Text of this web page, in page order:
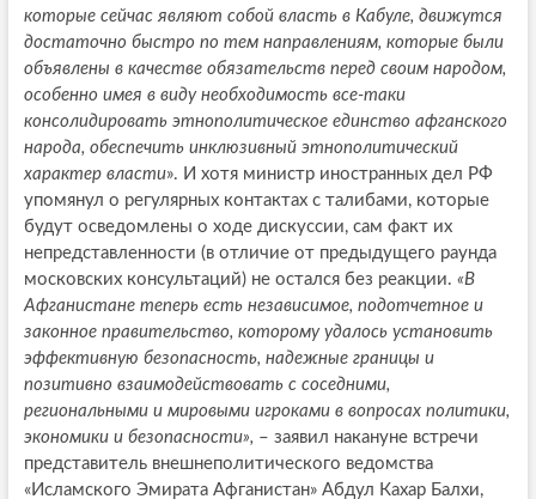
которые сейчас являют собой власть в Кабуле, движутся
достаточно быстро по тем направлениям, которые были
объявлены в качестве обязательств перед своим народом,
особенно имея в виду необходимость все-таки
консолидировать этнополитическое единство афганского
народа, обеспечить инклюзивный этнополитический
характер власти». И хотя министр иностранных дел РФ
упомянул о регулярных контактах с талибами, которые
будут осведомлены о ходе дискуссии, сам факт их
непредставленности (в отличие от предыдущего раунда
московских консультаций) не остался без реакции. «В
Афганистане теперь есть независимое, подотчетное и
законное правительство, которому удалось установить
эффективную безопасность, надежные границы и
позитивно взаимодействовать с соседними,
региональными и мировыми игроками в вопросах политики,
экономики и безопасности», – заявил накануне встречи
представитель внешнеполитического ведомства
«Исламского Эмирата Афганистан» Абдул Кахар Балхи,